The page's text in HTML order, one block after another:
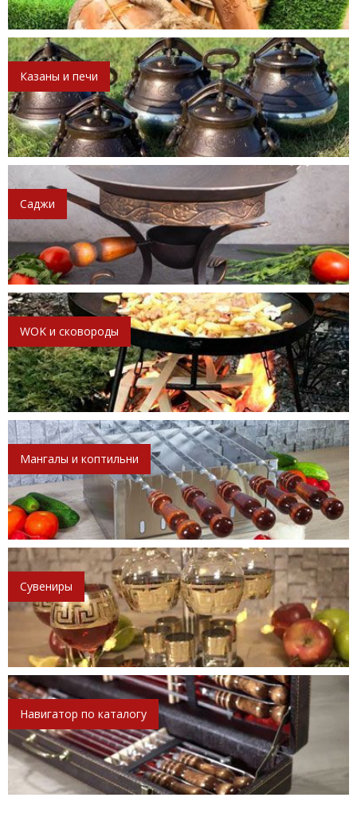
Казаны и печи
Саджи
WOK и сковороды
Мангалы и коптильни
Сувениры
Навигатор по каталогу